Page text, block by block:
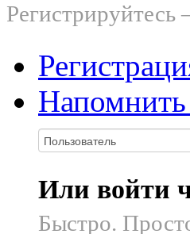
Регистрируйтесь
Или войти
Быстро.